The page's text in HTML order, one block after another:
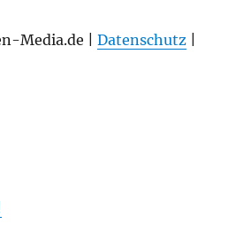
Media.de |Datenschutz